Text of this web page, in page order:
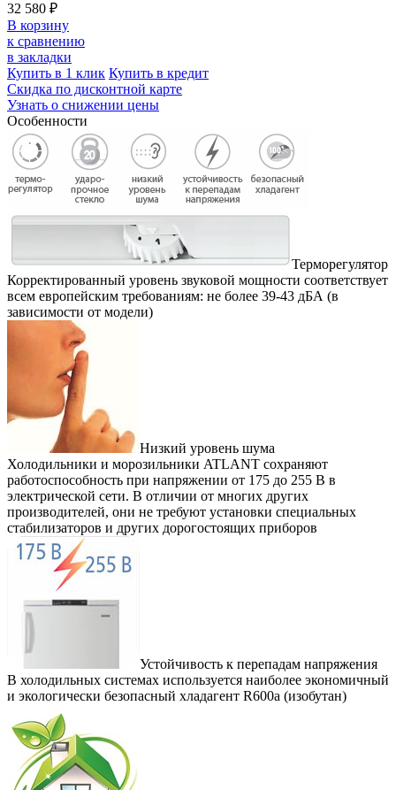
32 580 ₽
В корзину
к сравнению
в закладки
Купить в 1 клик Купить в кредит
Скидка по дисконтной карте
Узнать о снижении цены
Особенности
Терморегулятор
Корректированный уровень звуковой мощности соответствует
всем европейским требованиям: не более 39-43 дБА (в
зависимости от модели)
Низкий уровень шума
Холодильники и морозильники ATLANT сохраняют
работоспособность при напряжении от 175 до 255 В в
электрической сети. В отличии от многих других
производителей, они не требуют установки специальных
стабилизаторов и других дорогостоящих приборов
Устойчивость к перепадам напряжения
В холодильных системах используется наиболее экономичный
и экологически безопасный хладагент R600а (изобутан)